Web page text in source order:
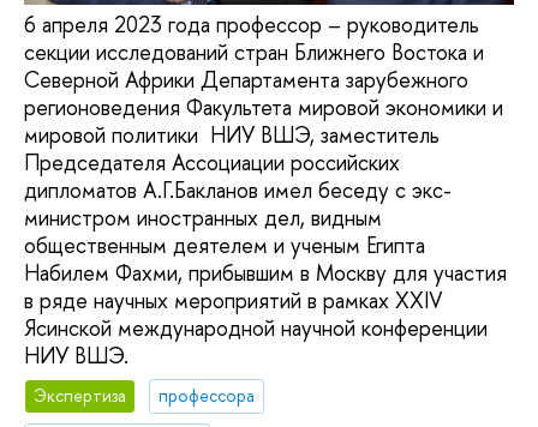
6 апреля 2023 года профессор – руководитель
секции исследований стран Ближнего Востока и
Северной Африки Департамента зарубежного
регионоведения Факультета мировой экономики и
мировой политики НИУ ВШЭ, заместитель
Председателя Ассоциации российских
дипломатов А.Г.Бакланов имел беседу с экс-
министром иностранных дел, видным
общественным деятелем и ученым Египта
Набилем Фахми, прибывшим в Москву для участия
в ряде научных мероприятий в рамках ХХIV
Ясинской международной научной конференции
НИУ ВШЭ.
Экспертиза
профессора